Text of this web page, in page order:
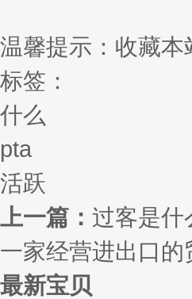
温馨提示：收藏
标签：
什么
pta
活跃
上一篇： 过客是什
一家经营进出口的
最新宝贝